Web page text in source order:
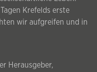
Krefelds erste
wir aufgreifen und in
Herausgeber,